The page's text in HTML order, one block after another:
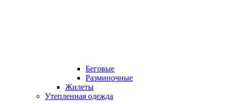
Беговые
Разминочные
Жилеты
Утепленная одежда